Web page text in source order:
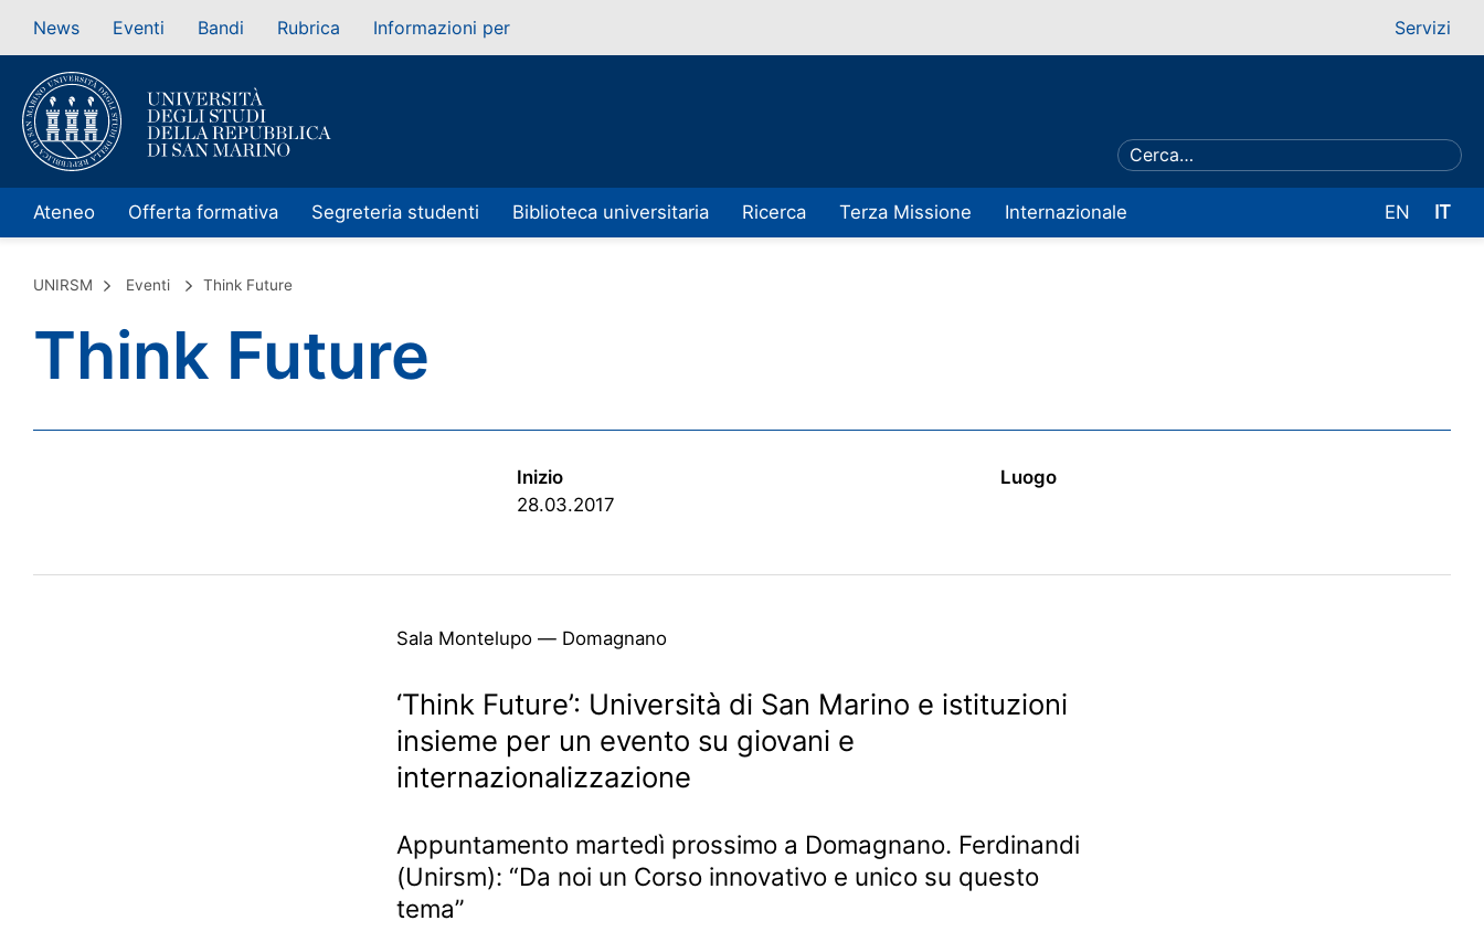
News Eventi Bandi Rubrica Informazioni per Servizi
Ateneo Offerta formativa Segreteria studenti Biblioteca universitaria Ricerca Terza Missione Internazionale EN IT
UNIRSM Eventi Think Future
Think Future
Inizio
28.03.2017
Luogo
Sala Montelupo — Domagnano
‘Think Future’: Università di San Marino e istituzioni
insieme per un evento su giovani e
internazionalizzazione
Appuntamento martedì prossimo a Domagnano. Ferdinandi
(Unirsm): “Da noi un Corso innovativo e unico su questo
tema”